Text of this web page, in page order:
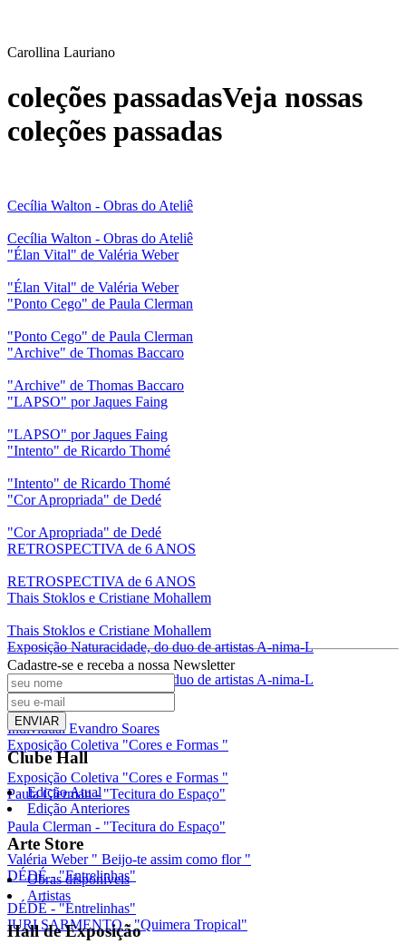
Carollina Lauriano
coleções passadasVeja nossas
coleções passadas
Cecília Walton - Obras do Ateliê
Cecília Walton - Obras do Ateliê
"Élan Vital" de Valéria Weber
"Élan Vital" de Valéria Weber
"Ponto Cego" de Paula Clerman
"Ponto Cego" de Paula Clerman
"Archive" de Thomas Baccaro
"Archive" de Thomas Baccaro
"LAPSO" por Jaques Faing
"LAPSO" por Jaques Faing
"Intento" de Ricardo Thomé
"Intento" de Ricardo Thomé
"Cor Apropriada" de Dedé
"Cor Apropriada" de Dedé
RETROSPECTIVA de 6 ANOS
RETROSPECTIVA de 6 ANOS
Thais Stoklos e Cristiane Mohallem
Thais Stoklos e Cristiane Mohallem
Exposição Naturacidade, do duo de artistas A-nima-L
Exposição Naturacidade, do duo de artistas A-nima-L
Individual Evandro Soares
Individual Evandro Soares
Exposição Coletiva "Cores e Formas "
Exposição Coletiva "Cores e Formas "
Paula Clerman - "Tecitura do Espaço"
Paula Clerman - "Tecitura do Espaço"
Valéria Weber " Beijo-te assim como flor "
DÉDÉ - "Entrelinhas"
DÉDÉ - "Entrelinhas"
IURI SARMENTO - "Quimera Tropical"
Cadastre-se e receba a nossa Newsletter
ENVIAR
Clube Hall
Edição Atual
Edição Anteriores
Arte Store
Obras disponíveis
Artistas
Hall de Exposição